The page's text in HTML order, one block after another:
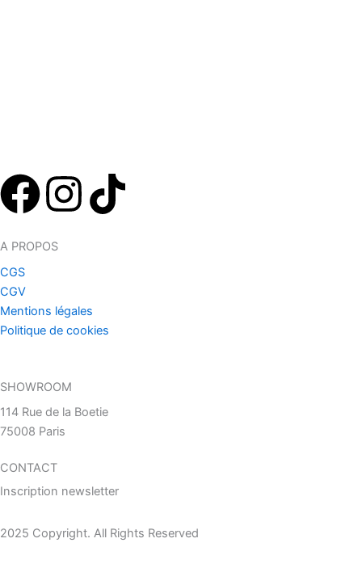
F
a
c
e
o
o
k
I
t
g
r
a
m
T
t
A PROPOS
CGS
CGV
Mentions légales
Politique de cookies
SHOWROOM
114 Rue de la Boetie
75008 Paris
CONTACT
Inscription newsletter
2025 Copyright. All Rights Reserved